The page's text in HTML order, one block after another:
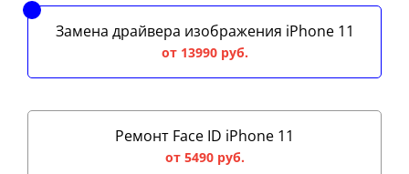
Замена драйвера изображения iPhone 11
от 13990 руб.
Ремонт Face ID iPhone 11
от 5490 руб.